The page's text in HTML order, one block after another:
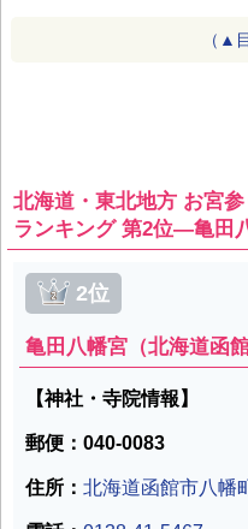
（▲
北海道・東北地方 お宮
ランキング 第2位―亀田
2位
亀田八幡宮（北海道函館
【神社・寺院情報】
郵便：040-0083
住所： 北海道函館市八幡